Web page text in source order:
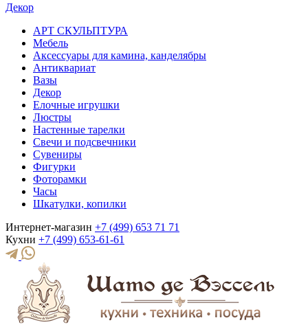
Декор
АРТ СКУЛЬПТУРА
Мебель
Аксессуары для камина, канделябры
Антиквариат
Вазы
Декор
Елочные игрушки
Люстры
Настенные тарелки
Свечи и подсвечники
Сувениры
Фигурки
Фоторамки
Часы
Шкатулки, копилки
Интернет-магазин +7 (499) 653 71 71
Кухни +7 (499) 653-61-61